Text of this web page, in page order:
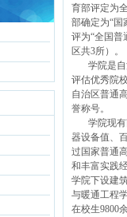
育部评定为
部确定为“国
评为“全国普
区共3所）。
学院是自
评估优秀院
自治区普通
誉称号。
学院现有
器设备值、
过国家普通
和丰富实践
学院下设建
与暖通工程
在校生9800